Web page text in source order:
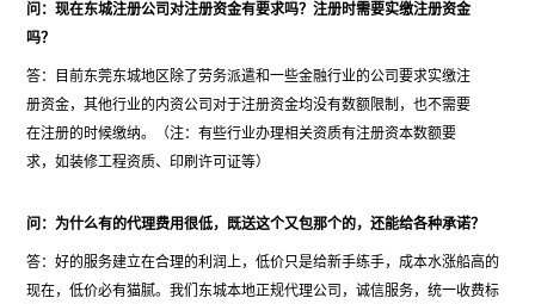
问：现在东城注册公司对注册资金有要求吗？注册时需要实缴注册资金
吗？
答：目前东莞东城地区除了劳务派遣和一些金融行业的公司要求实缴注
册资金，其他行业的内资公司对于注册资金均没有数额限制，也不需要
在注册的时候缴纳。（注：有些行业办理相关资质有注册资本数额要
求，如装修工程资质、印刷许可证等）
问：为什么有的代理费用很低，既送这个又包那个的，还能给各种承诺？
答：好的服务建立在合理的利润上，低价只是给新手练手，成本水涨船高的
现在，低价必有猫腻。我们东城本地正规代理公司，诚信服务，统一收费标